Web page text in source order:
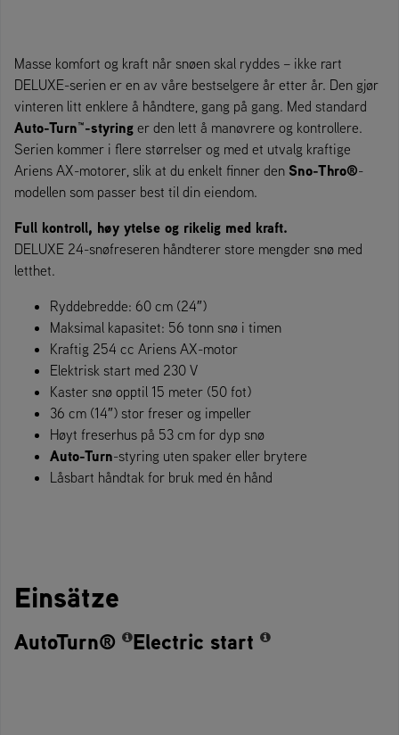
Masse komfort og kraft når snøen skal ryddes – ikke rart
DELUXE-serien er en av våre bestselgere år etter år. Den gjør
vinteren litt enklere å håndtere, gang på gang. Med standard
Auto-Turn™-styring er den lett å manøvrere og kontrollere.
Serien kommer i flere størrelser og med et utvalg kraftige
Ariens AX-motorer, slik at du enkelt finner den Sno-Thro®-
modellen som passer best til din eiendom.
Full kontroll, høy ytelse og rikelig med kraft.
DELUXE 24-snøfreseren håndterer store mengder snø med
letthet.
Ryddebredde: 60 cm (24″)
Maksimal kapasitet: 56 tonn snø i timen
Kraftig 254 cc Ariens AX-motor
Elektrisk start med 230 V
Kaster snø opptil 15 meter (50 fot)
36 cm (14″) stor freser og impeller
Høyt freserhus på 53 cm for dyp snø
Auto-Turn-styring uten spaker eller brytere
Låsbart håndtak for bruk med én hånd
Einsätze
AutoTurn® Electric start